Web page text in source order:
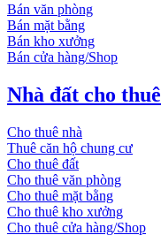
Bán văn phòng
Bán mặt bằng
Bán kho xưởng
Bán cửa hàng/Shop
Nhà đất cho thuê
Cho thuê nhà
Thuê căn hộ chung cư
Cho thuê đất
Cho thuê văn phòng
Cho thuê mặt bằng
Cho thuê kho xưởng
Cho thuê cửa hàng/Shop